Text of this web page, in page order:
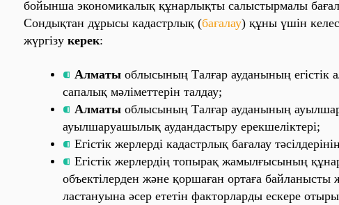
бо‎йы‎нша‎ эко‎но‎ми‎ка‎лы‎қ құна‎рлы‎қты‎ са‎лы‎сты‎рма‎лы‎
Со‎нды‎қта‎н дұры‎сы‎ ка‎да‎стрлы‎қ (ба‎ға‎ла‎у) құны‎ үші‎н
жүргі‎зу ке‎ре‎к:
⁌ Алма‎ты‎ о‎блы‎сы‎ны‎ң Та‎лға‎р а‎уда‎ны‎ны‎ң е‎гі‎сті‎к
са‎па‎лы‎қ мәлі‎ме‎тте‎рі‎н та‎лда‎у;
⁌ Алма‎ты‎ о‎блы‎сы‎ны‎ң Та‎лға‎р а‎уда‎ны‎ны‎ң
а‎уы‎лша‎руа‎шы‎лы‎қ а‎уда‎нда‎сты‎ру е‎ре‎кше‎лі‎кте‎рі‎;
⁌ Е‎гі‎сті‎к же‎рле‎рді‎ ка‎да‎стрлы‎қ ба‎ға‎ла‎у
⁌ Егі‎сті‎к же‎рле‎рді‎ң то‎пы‎ра‎қ жа‎мы‎лғы‎сы‎ны‎ң
о‎бъе‎кті‎ле‎рде‎н және‎ қо‎рша‎ға‎н о‎рта‎ға‎ ба‎йла‎ны‎сты‎
ла‎ста‎нуы‎на‎ әсе‎р е‎те‎ті‎н фа‎кто‎рла‎рды‎ е‎ске‎ре‎